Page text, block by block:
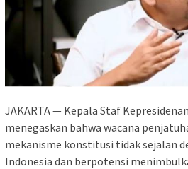
JAKARTA — Kepala Staf
menegaskan bahwa wacana
mekanisme konstitusi tidak sejalan
Indonesia dan berpotensi